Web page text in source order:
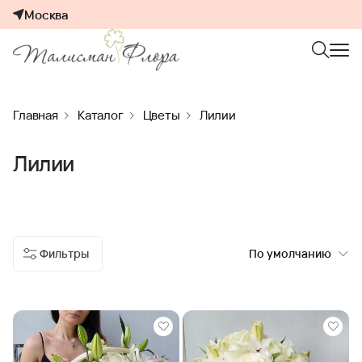
Москва
Главная Каталог Цветы Лилии
Лилии
Фильтры По умолчанию